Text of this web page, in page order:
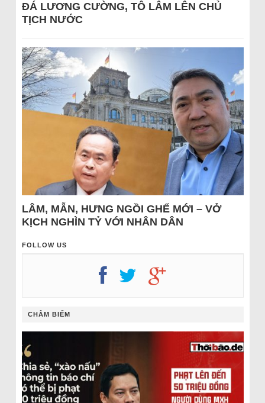
ĐÁ LƯƠNG CƯỜNG, TÔ LÂM LÊN CHỦ
TỊCH NƯỚC
LÂM, MẪN, HƯNG NGỒI GHẾ MỚI – VỞ
KỊCH NGHÌN TỶ VỚI NHÂN DÂN
FOLLOW US
CHÂM BIẾM